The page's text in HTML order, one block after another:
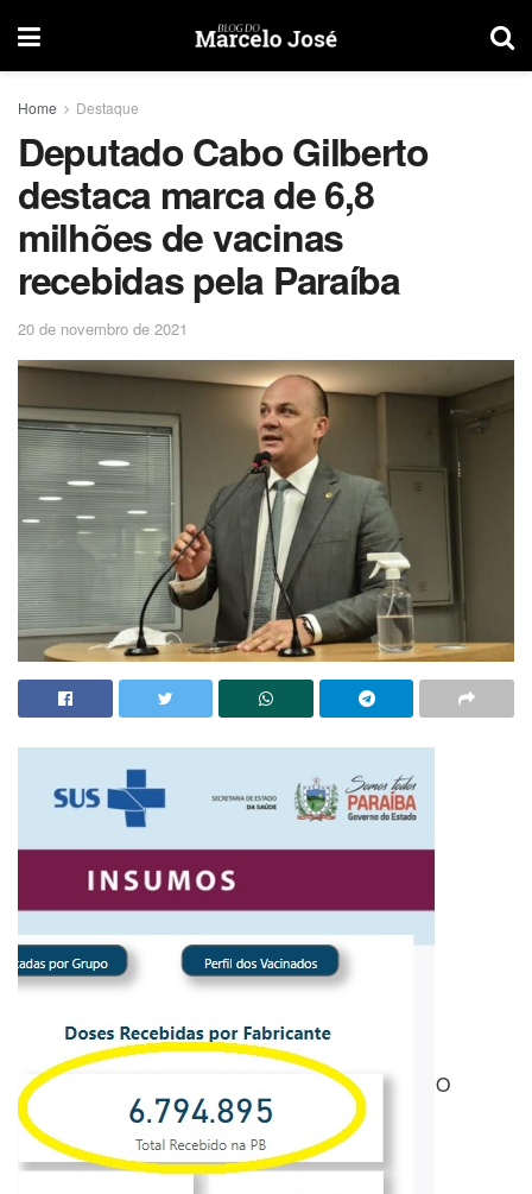
Home Destaque
Deputado Cabo Gilberto
destaca marca de 6,8
milhões de vacinas
recebidas pela Paraíba
20 de novembro de 2021
O